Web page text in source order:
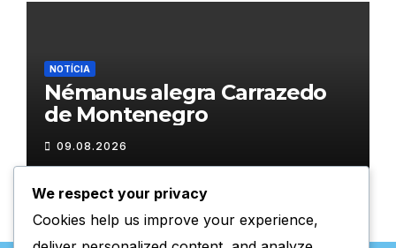
NOTÍCIA
Némanus alegra Carrazedo
de Montenegro
09.08.2026
We respect your privacy
Cookies help us improve your experience,